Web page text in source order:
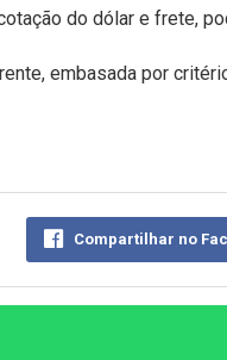
do dólar e frete,
embasada por
Compartilhar no